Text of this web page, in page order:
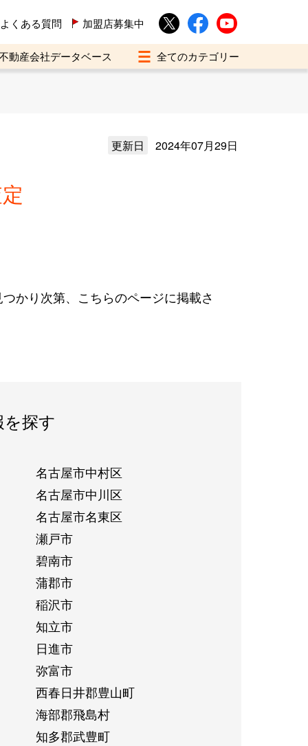
よくある質問 加盟店募集中
動産会社データベース
更新日 2024年07月29日
かり次第、こちらのページに掲載さ
探す
名古屋市中村区
名古屋市中川区
名古屋市名東区
瀬戸市
碧南市
蒲郡市
稲沢市
知立市
日進市
弥富市
西春日井郡豊山町
海部郡飛島村
知多郡武豊町